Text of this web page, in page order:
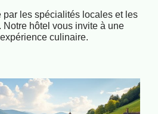
par les spécialités locales et les
Notre hôtel vous invite à une
culinaire.